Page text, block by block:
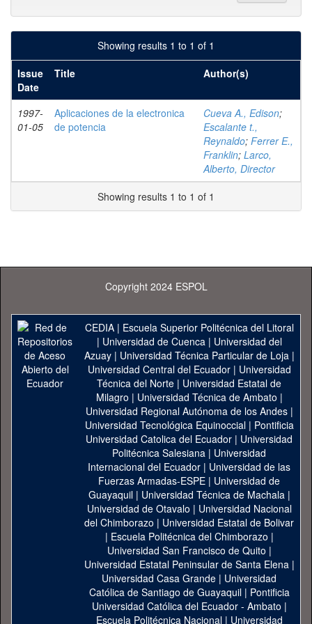
Showing results 1 to 1 of 1
Issue
Date
Title Author(s)
1997-
01-05
Aplicaciones de la electronica
de potencia
Cueva A., Edison;
Escalante t.,
Reynaldo; Ferrer E.,
Franklin; Larco,
Alberto, Director
Showing results 1 to 1 of 1
Copyright 2024 ESPOL
CEDIA| Escuela Superior Politécnica del Litoral
| Universidad de Cuenca| Universidad del
Azuay| Universidad Técnica Particular de Loja|
Universidad Central del Ecuador| Universidad
Técnica del Norte | Universidad Estatal de
Milagro | Universidad Técnica de Ambato |
Universidad Regional Autónoma de los Andes|
Universidad Tecnológica Equinoccial| Pontificia
Universidad Catolica del Ecuador | Universidad
Politécnica Salesiana | Universidad
Internacional del Ecuador | Universidad de las
Fuerzas Armadas-ESPE | Universidad de
Guayaquil| Universidad Técnica de Machala|
Universidad de Otavalo | Universidad Nacional
del Chimborazo | Universidad Estatal de Bolivar
| Escuela Politécnica del Chimborazo |
Universidad San Francisco de Quito |
Universidad Estatal Peninsular de Santa Elena|
Universidad Casa Grande | Universidad
Católica de Santiago de Guayaquil| Pontificia
Universidad Católica del Ecuador - Ambato |
Escuela Politécnica Nacional| Universidad